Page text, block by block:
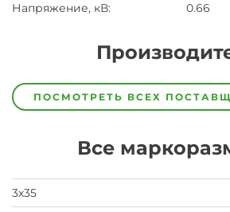
Напряжение, кВ: 0.66
ЗаводЗавод-
изготовитель
заявка
на
ПОСМОТРЕТЬ ВСЕХ
Все
3х35